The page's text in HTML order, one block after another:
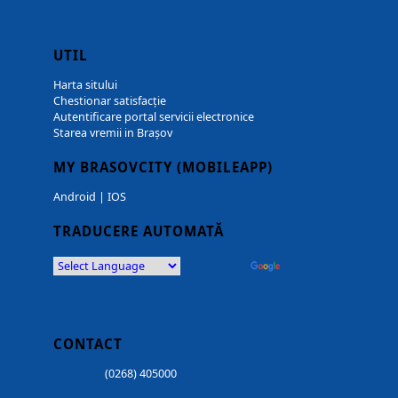
UTIL
Harta sitului
Chestionar satisfacție
Autentificare portal servicii electronice
Starea vremii in Brașov
MY BRASOVCITY (MOBILEAPP)
Android | IOS
TRADUCERE AUTOMATĂ
CONTACT
(0268) 405000